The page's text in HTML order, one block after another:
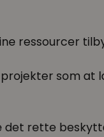
ressourcer
som at
det rette